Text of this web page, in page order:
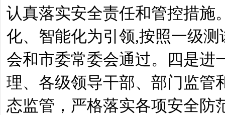
认真落实安全责任和管控措施
化、智能化为引领,按照一级
会和市委常委会通过。四是进
理、各级领导干部、部门监管
态监管，严格落实各项安全防